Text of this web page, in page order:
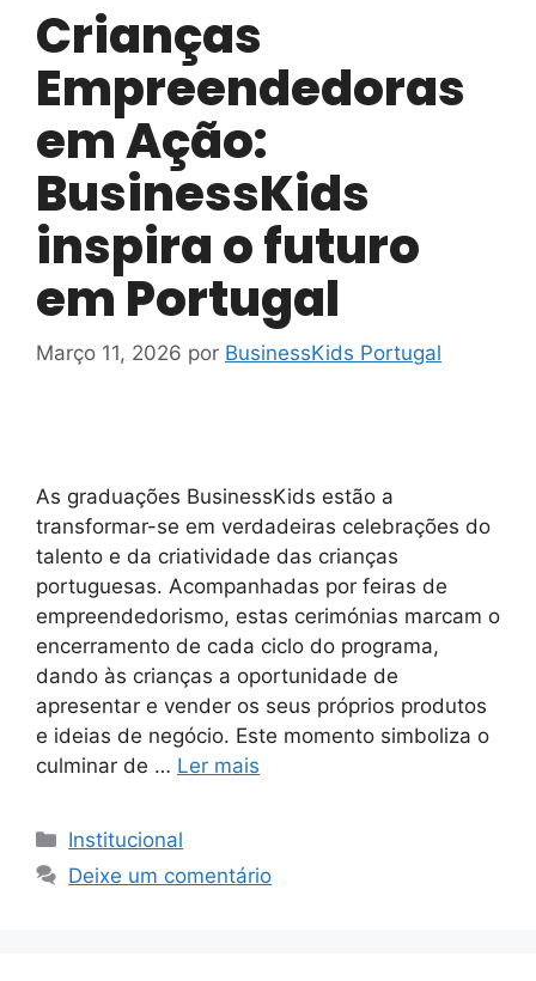
Crianças
Empreendedoras
em Ação:
BusinessKids
inspira o futuro
em Portugal
Março 11, 2026 por BusinessKids Portugal
As graduações BusinessKids estão a
transformar-se em verdadeiras celebrações do
talento e da criatividade das crianças
portuguesas. Acompanhadas por feiras de
empreendedorismo, estas cerimónias marcam o
encerramento de cada ciclo do programa,
dando às crianças a oportunidade de
apresentar e vender os seus próprios produtos
e ideias de negócio. Este momento simboliza o
culminar de … Ler mais
Institucional
Deixe um comentário